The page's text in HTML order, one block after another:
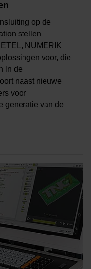
op de
stellen
NUMERIK
voor, die
in de
naast nieuwe
voor
generatie van de